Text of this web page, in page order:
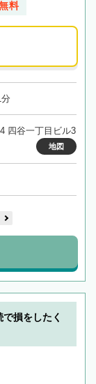
料
四谷一丁目ビル3
地図
損をしたく